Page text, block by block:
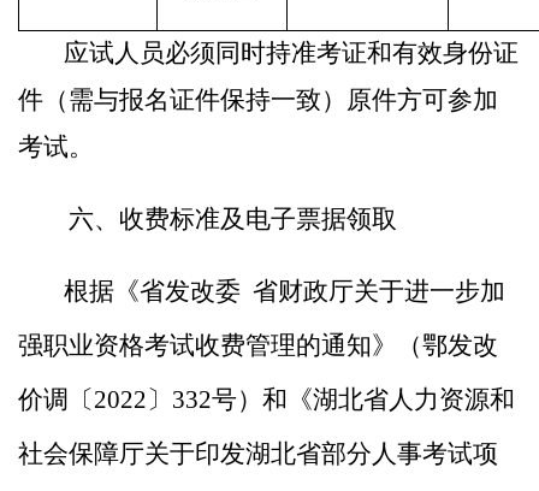
应试人员必须同时持准考证和有效身份证
件（需与报名证件保持一致）原件方可参加
考试。
六、 收费标准及 电子票据领取
根据 《省发改委 省财政厅关于进一步加
强职业资格考试收费管理的通知》（鄂发改
价调〔2022〕332号） 和《湖北省人力资源和
社会保障厅关于印发湖北省部分人事考试项